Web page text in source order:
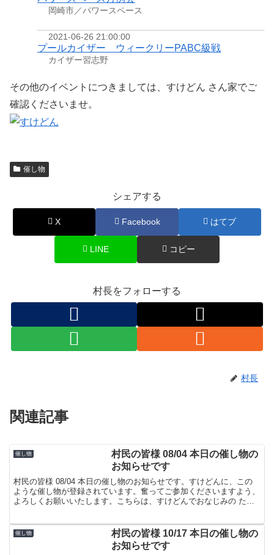
岡崎市／パワースペース
2021-06-26 21:00:00
プールカイザー ウィークリーPABC級戦
カイザー習志野
その他のイベントにつきましては、すけどん さん家でご
確認くださいませ。
催し物
シェアする
X Facebook はてブ
LINE コピー
村長をフォローする
村長
関連記事
催し物
村民の皆様 08/04 本日の催し物の
お知らせです
村民の皆様 08/04 本日の催し物のお知らせです。すけどんに、この
ような催し物が登録されています。奮ってご参加くださいますよう、
よろしくお願いいたします。こちらは、すけどんでおなじみの たま
催し物
村民の皆様 10/17 本日の催し物の
お知らせです